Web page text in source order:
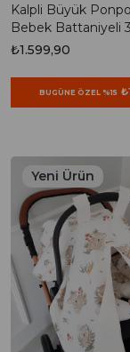
Kalpli Büyük
Bebek Battaniyeli
Açma Seti
₺1.599,90
BUGÜNE ÖZEL %15
Yeni Ürün